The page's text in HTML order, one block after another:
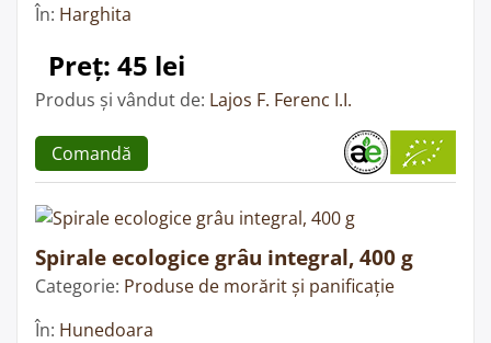
În: Harghita
Preț: 45 lei
Produs și vândut de: Lajos F. Ferenc I.I.
Comandă
Spirale ecologice grâu integral, 400 g
Categorie: Produse de morărit și panificație
În: Hunedoara